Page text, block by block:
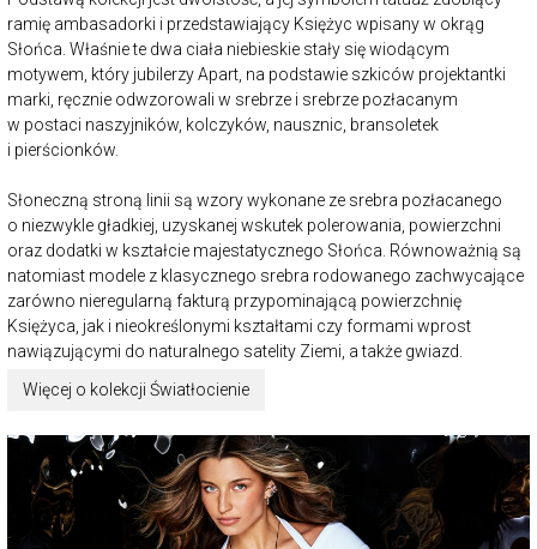
ramię ambasadorki i przedstawiający Księżyc wpisany w okrąg
Słońca. Właśnie te dwa ciała niebieskie stały się wiodącym
motywem, który jubilerzy Apart, na podstawie szkiców projektantki
marki, ręcznie odwzorowali w srebrze i srebrze pozłacanym
w postaci naszyjników, kolczyków, nausznic, bransoletek
i pierścionków.
Słoneczną stroną linii są wzory wykonane ze srebra pozłacanego
o niezwykle gładkiej, uzyskanej wskutek polerowania, powierzchni
oraz dodatki w kształcie majestatycznego Słońca. Równoważnią są
natomiast modele z klasycznego srebra rodowanego zachwycające
zarówno nieregularną fakturą przypominającą powierzchnię
Księżyca, jak i nieokreślonymi kształtami czy formami wprost
nawiązującymi do naturalnego satelity Ziemi, a także gwiazd.
Więcej o kolekcji Światłocienie